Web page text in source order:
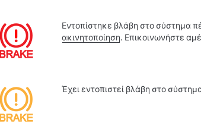
Εντοπίστηκε βλάβη στο σύστημα
ακινητοποίηση. Επικοινωνήστε
Έχει εντοπιστεί βλάβη στο